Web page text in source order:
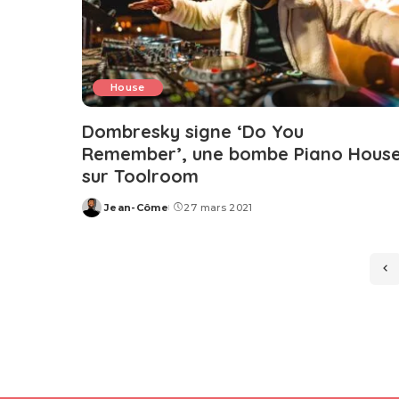
House
Dombresky signe ‘Do You
Remember’, une bombe Piano
sur Toolroom
Posted
Jean-Côme 27 mars 2021